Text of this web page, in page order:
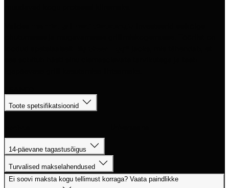
Toote spetsifikatsioonid
14-päevane tagastusõigus
Turvalised makselahendused
Ei soovi maksta kogu tellimust korraga? Vaata paindlikke